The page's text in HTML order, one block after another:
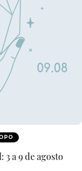
3 a 9 de agosto